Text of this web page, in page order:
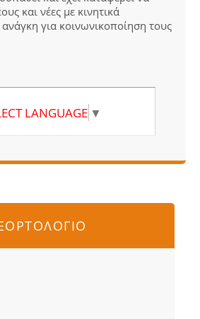
και νέες με κινητικά
για κοινωνικοποίηση τους
LANGUAGE ▼